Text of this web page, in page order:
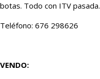
botas. Todo con ITV pasada.
Teléfono: 676 298626
VENDO: